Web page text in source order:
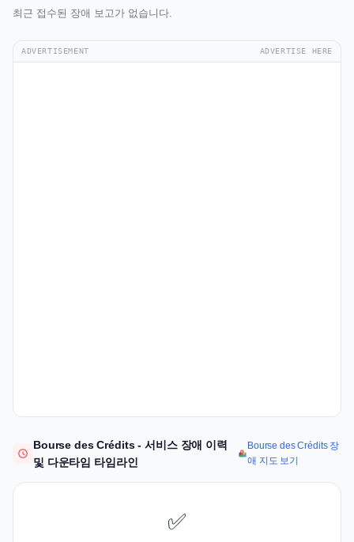
최근 접수된 장애 보고가 없습니다.
ADVERTISEMENT ADVERTISE HERE
Bourse des Crédits - 서비스 장애 이력
및 다운타임 타임라인
Bourse des Crédits 장
애 지도 보기
✅